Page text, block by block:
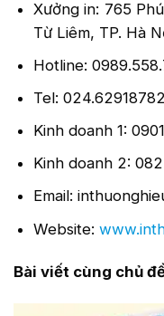
Xưởng in: 765
Từ Liêm, TP. Hà
Hotline:
Tel: 024.62918782
Kinh doanh 1:
Kinh doanh 2:
Email:
Website:
Bài viết cùng chủ